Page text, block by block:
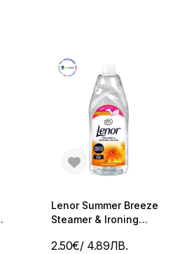
2.50€/ 4.89ЛВ.
Lenor Summer Breeze
Steamer & Ironing
ароматизирана вада